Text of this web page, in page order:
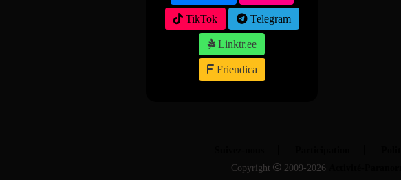
TikTok Telegram
Linktr.ee
Friendica
Copyright
2009-2026